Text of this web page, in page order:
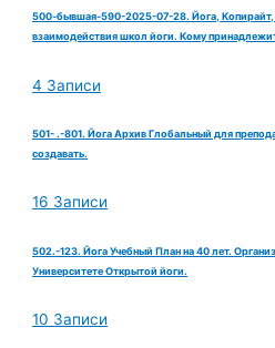
500-бывшая-590-2025-07-28. Йога, Копирайт,
взаимодействия школ йоги. Кому
4 Записи
501- .-801. Йога Архив Глобальный для
создавать.
16 Записи
502.-123. Йога Учебный План на 40 лет.
Университете Открытой йоги.
10 Записи